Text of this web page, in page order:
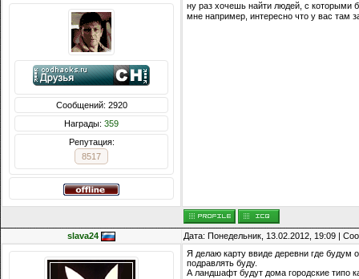
Сообщений: 2920
Награды: 359
Репутация:
8517
ну раз хочешь найти людей, с которыми
мне например, интересно что у вас там
slava24 Дата: Понедельник, 13.02.2012, 19:09 |
Я делаю карту ввиде деревни где будум
подравлять буду.
А ландшафт будут дома городские типо